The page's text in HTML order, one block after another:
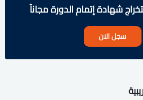
شهادة إتمام الدورة مجاناً
سجل الان